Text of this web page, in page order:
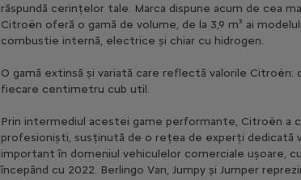
răspundă cerințelor tale. Marca dispune acum de cea
Citroën oferă o gamă de volume, de la 3,9 m³ ai
combustie internă, electrice și chiar cu hidrogen.
O gamă extinsă și variată care reflectă valorile
fiecare centimetru cub util.
Prin intermediul acestei game performante, Citroën a
profesioniști, susținută de o rețea de experți dedicată
important în domeniul vehiculelor comerciale ușoare,
începând cu 2022. Berlingo Van, Jumpy și Jumper